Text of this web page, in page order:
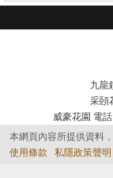
九龍
采頣
威豪花園 電
本網頁內容所提供資料
使用條款
私隱政策聲明